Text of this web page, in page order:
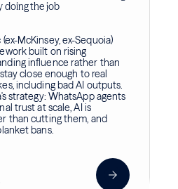
doing the job
McKinsey, ex-Sequoia)
built on rising
influence rather than
close enough to real
including bad AI outputs.
strategy: WhatsApp agents
trust at scale, AI is
than cutting them, and
bans.